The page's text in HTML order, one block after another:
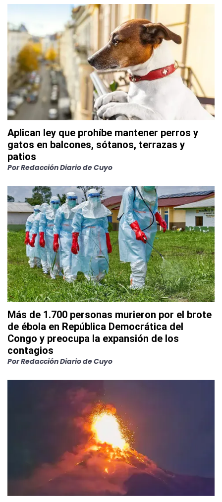
Aplican ley que prohíbe mantener perros y
gatos en balcones, sótanos, terrazas y
patios
PorRedacción Diario de Cuyo
Más de 1.700 personas murieron por el brote
de ébola en República Democrática del
Congo y preocupa la expansión de los
contagios
PorRedacción Diario de Cuyo